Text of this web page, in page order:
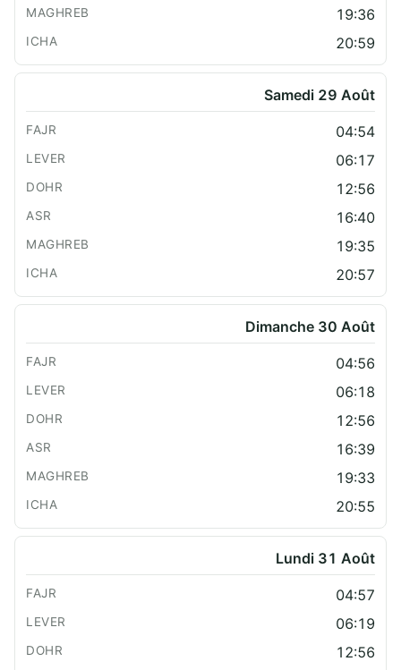
19:36
20:59
Samedi 29 Août
04:54
06:17
12:56
16:40
19:35
20:57
Dimanche 30 Août
04:56
06:18
12:56
16:39
19:33
20:55
Lundi 31 Août
04:57
06:19
12:56